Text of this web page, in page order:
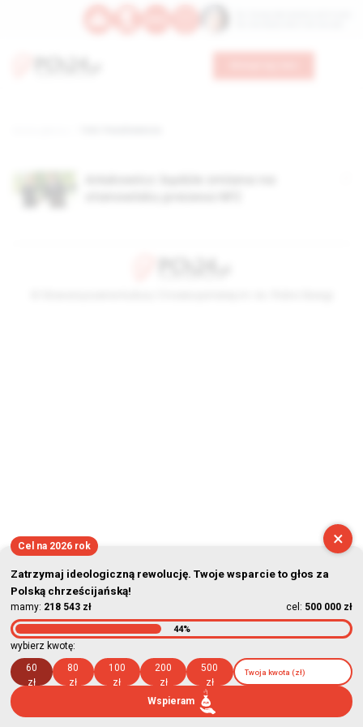
×
Cel na 2026 rok
Zatrzymaj ideologiczną rewolucję. Twoje wsparcie to głos za
Polską chrześcijańską!
mamy: 218 543 zł cel: 500 000 zł
44%
wybierz kwotę:
60
zł
80
zł
100
zł
200
zł
500
zł
Wspieram